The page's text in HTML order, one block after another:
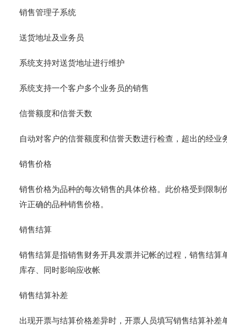
销售管理子系统
送货地址及业务员
系统支持对送货地址进行维护
系统支持一个客户多个业务员的销售
信誉额度和信誉天数
自动对客户的信誉额度和信誉天数进行检查，超出的经业
销售价格
销售价格为品种的每次销售的具体价格。此价格受到限
许正确的品种销售价格。
销售结算
销售结算是指销售财务开具发票并记帐的过程，销售结
库存、同时影响应收帐
销售结算补差
出现开票与结算价格差异时，开票人员填写销售结算补差